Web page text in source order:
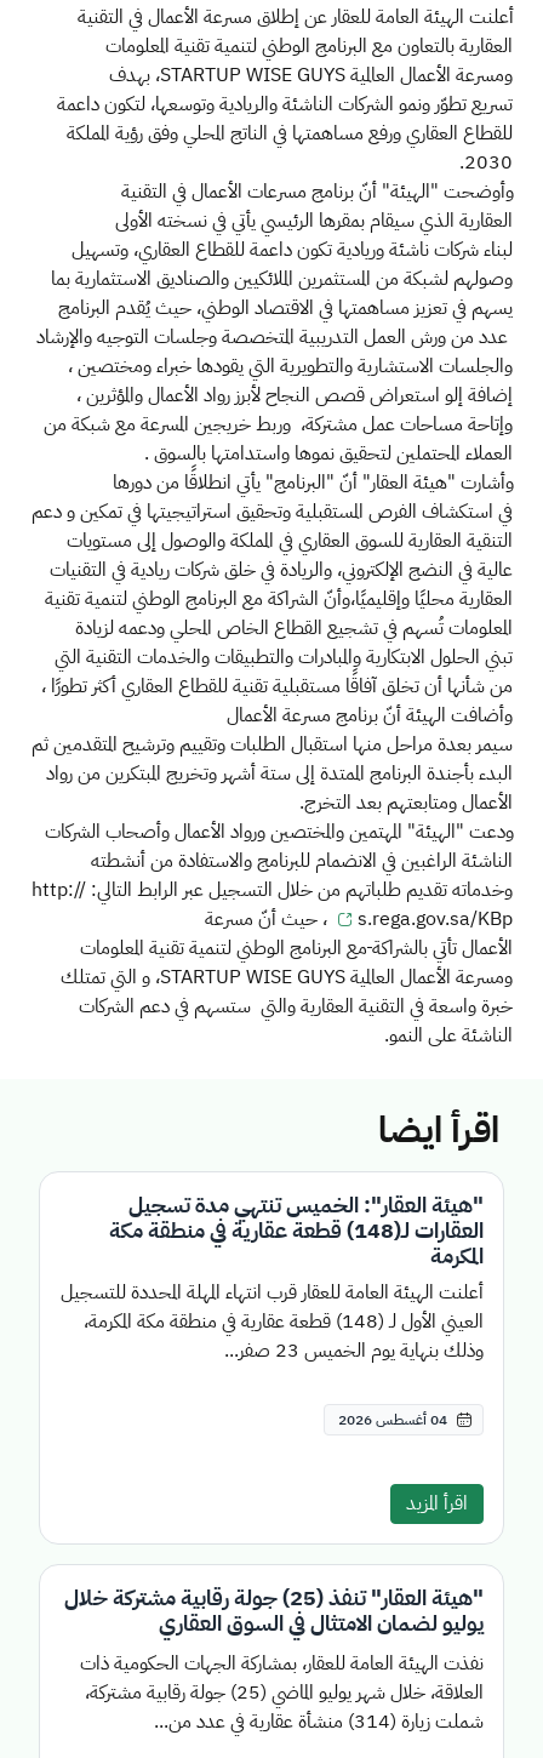
أعلنت الهيئة العامة للعقار عن إطلاق مسرعة الأعمال في التقنية
العقاريةبالتعاون مع البرنامج الوطني لتنميةتقنية المعلومات
ومسرعة الأعمال العالمية STARTUP WISE GUYS
، بهدف
تسريع تطوّر ونمو الشركات الناشئة والريادية وتوسعها، لتكونداعمة
للقطاع العقاريورفع مساهمتها في الناتج المحليوفق رؤية المملكة
2030.
وأوضحت "الهيئة" أنّبرنامج مسرعات الأعمال في التقنية
العقارية الذي سيقام بمقرها الرئيسييأتي في نسخته الأولى
لبناءشركاتناشئة وريادية تكونداعمة للقطاع العقاري، وتسهيل
وصولهم لشبكة من المستثمرين الملائكيينوالصناديق الاستثمارية بما
يسهم في تعزيز مساهمتها في الاقتصاد الوطني، حيث يُقدم البرنامج
عدد من ورش العمل التدريبية المتخصصة وجلسات التوجيه والإرشاد
والجلسات الاستشارية والتطويرية التي يقودها خبراء ومختصين ،
إضافة إلو استعراض قصص النجاح لأبرز رواد الأعمال والمؤثرين ،
وإتاحة مساحات عمل مشتركة، وربطخريجين المسرعة مع شبكة من
العملاء المحتملين لتحقيق نموها واستدامتها بالسوق .
وأشارت "هيئة العقار" أنّ "البرنامج" يأتي انطلاقًا من دورها
في استكشاف الفرص المستقبلية وتحقيق استراتيجيتها في تمكين و دعم
التنقية العقاريةللسوق العقاري في المملكة والوصول إلى مستويات
عالية في النضج الإلكتروني، والريادة فيخلق شركات ريادية في التقنيات
العقارية محليًا وإقليميًا،وأنّ الشراكة مع البرنامج الوطني لتنمية تقنية
المعلومات تُسهم فيتشجيع القطاع الخاص المحلي ودعمه لزيادة
تبني الحلول الابتكاريةوالمبادرات والتطبيقات والخدمات التقنية التي
من شأنها أن تخلق آفاقًا مستقبلية تقنية للقطاع العقاري أكثر تطورًا ،
وأضافت الهيئة أنّبرنامج مسرعة الأعمال
سيمر بعدة مراحل منها استقبال الطلبات وتقييم وترشيح المتقدمين ثم
البدء بأجندة البرنامج الممتدة إلى ستة أشهر وتخريج المبتكرين من رواد
الأعمال ومتابعتهم بعد التخرج.
ودعت "الهيئة" المهتمين والمختصين ورواد الأعمال وأصحاب الشركات
الناشئة الراغبين في الانضمام للبرنامجوالاستفادة من أنشطته
وخدماتهتقديم طلباتهم من خلال التسجيل عبر الرابط التالي: http://
s.rega.gov.sa/KBp
، حيث أنّ مسرعة
الأعمالتأتيبالشراكة مع البرنامج الوطني لتنمية تقنية المعلومات
ومسرعة الأعمال العالمية STARTUP WISE GUYS ، و التي تمتلك
خبرة واسعة في التقنية العقارية والتي ستسهم في دعم الشركات
الناشئة على النمو.
اقرأ ايضا
"هيئة العقار": الخميس تنتهي مدة تسجيل
العقارات لـ(148) قطعة عقارية في منطقة مكة
المكرمة
أعلنت الهيئة العامة للعقار قرب انتهاء المهلة المحددة للتسجيل
العيني الأول لـ (148) قطعة عقارية في منطقة مكة المكرمة،
وذلك بنهاية يوم الخميس 23 صفر...
04 أغسطس 2026
اقرأ المزيد
"هيئة العقار" تنفذ (25) جولة رقابية مشتركة خلال
يوليو لضمان الامتثال في السوق العقاري
نفذت الهيئة العامة للعقار، بمشاركة الجهات الحكومية ذات
العلاقة، خلال شهر يوليو الماضي (25) جولة رقابية مشتركة،
شملت زيارة (314) منشأة عقارية في عدد من...